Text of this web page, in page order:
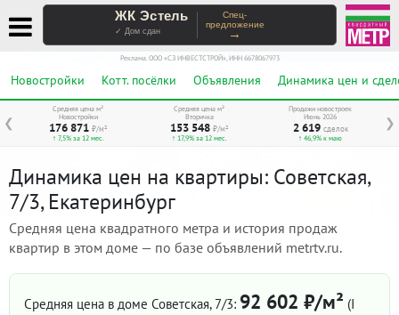
ЖК Эстель
✓ Дом сдан
Спец-
предложение
→
Реклама. ООО «СЗ ИНВЕСТСТРОЙ», ИНН 6678067973
Новостройки Котт. посёлки Объявления Динамика цен и
❮ ❯
Средняя цена м²
Новостройки
176 871 ₽/м²
↑ 7,5% за 12 мес.
Средняя цена м²
Вторичка
153 548 ₽/м²
↑ 17,9% за 12 мес.
Продажи новостроек
Июнь 2026
2 619 сделок
↑ 46,9% к маю
Динамика цен на квартиры: Советская,
7/3, Екатеринбург
Средняя цена квадратного метра и история продаж
квартир в этом доме — по базе объявлений metrtv.ru.
Средняя цена в доме Советская, 7/3: 92 602 ₽/м² (I